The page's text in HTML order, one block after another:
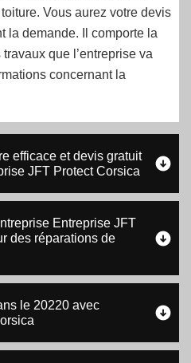
Vous aurez votre devis
la demande. Il comporte la
que l’entreprise va
concernant la
efficace et devis gratuit
JFT Protect Corsica
Entreprise JFT
des réparations de
le 20220 avec